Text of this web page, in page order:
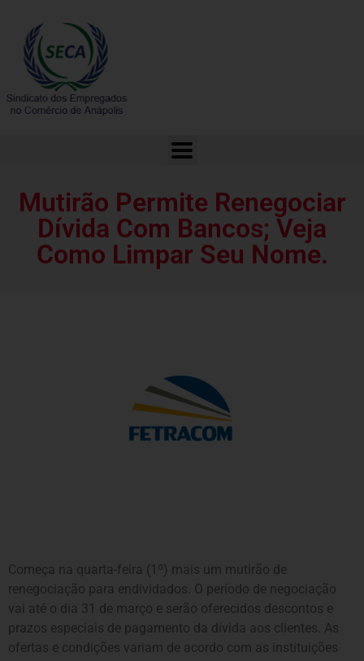
Mutirão Permite Renegociar
Dívida Com Bancos; Veja
Como Limpar Seu Nome.
Começa na quarta-feira (1º) mais um mutirão de
renegociação para endividados. O período de negociação
vai até o dia 31 de março e serão oferecidos descontos e
prazos especiais de pagamento da dívida aos clientes. As
ofertas e condições variam de acordo com as instituições